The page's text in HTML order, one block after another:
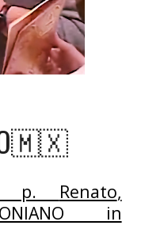
🇲🇽
a p. Renato,
in